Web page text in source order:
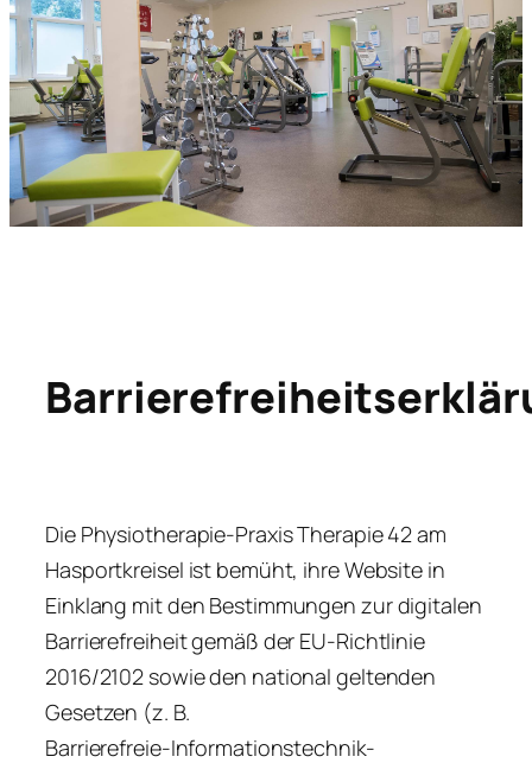
Die Physiotherapie-Praxis Therapie 42 am
Hasportkreisel ist bemüht, ihre Website in
Einklang mit den Bestimmungen zur digitalen
Barrierefreiheit gemäß der EU-Richtlinie
2016/2102 sowie den national geltenden
Gesetzen (z. B.
Barrierefreie-Informationstechnik-